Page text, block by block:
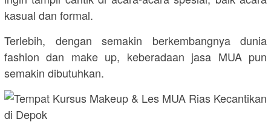
kasual dan formal.
Terlebih, dengan semakin berkembangnya dunia
fashion dan make up, keberadaan jasa MUA pun
semakin dibutuhkan.